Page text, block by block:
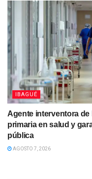
IBAGUÉ
Agente interventora de
primaria en salud y
pública
AGOSTO 7, 2026